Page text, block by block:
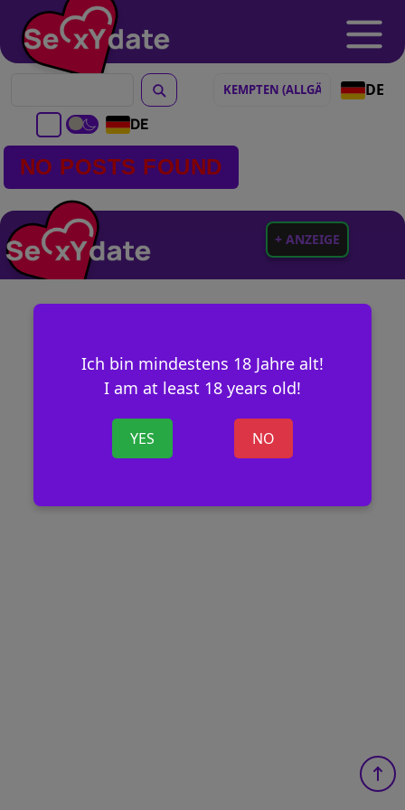
DE
DE
Ich bin mindestens 18 Jahre alt!
I am at least 18 years old!
YES NO
NO POSTS FOUND
+ ANZEIGE